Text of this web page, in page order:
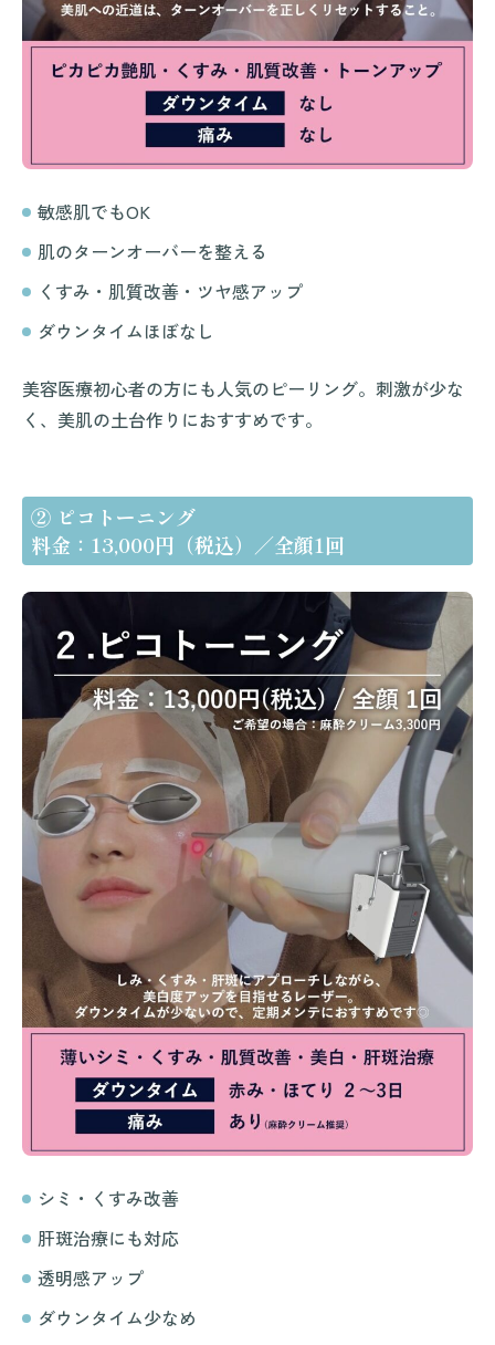
敏感肌でもOK
肌のターンオーバーを整える
くすみ・肌質改善・ツヤ感アップ
ダウンタイムほぼなし
美容医療初心者の方にも人気のピーリング。刺激が少な
く、美肌の土台作りにおすすめです。
② ピコトーニング
料金：13,000円（税込）／全顔1回
シミ・くすみ改善
肝斑治療にも対応
透明感アップ
ダウンタイム少なめ